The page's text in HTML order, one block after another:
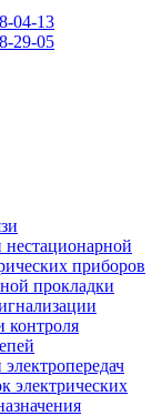
04-13
29-05
приборов
прокладки
контроля
электрических